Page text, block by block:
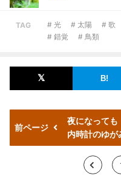
TAG # 光 # 太陽 # 歌
# 錯覚
# 鳥類
前ページ
夜になっても
内時計のゆが
<